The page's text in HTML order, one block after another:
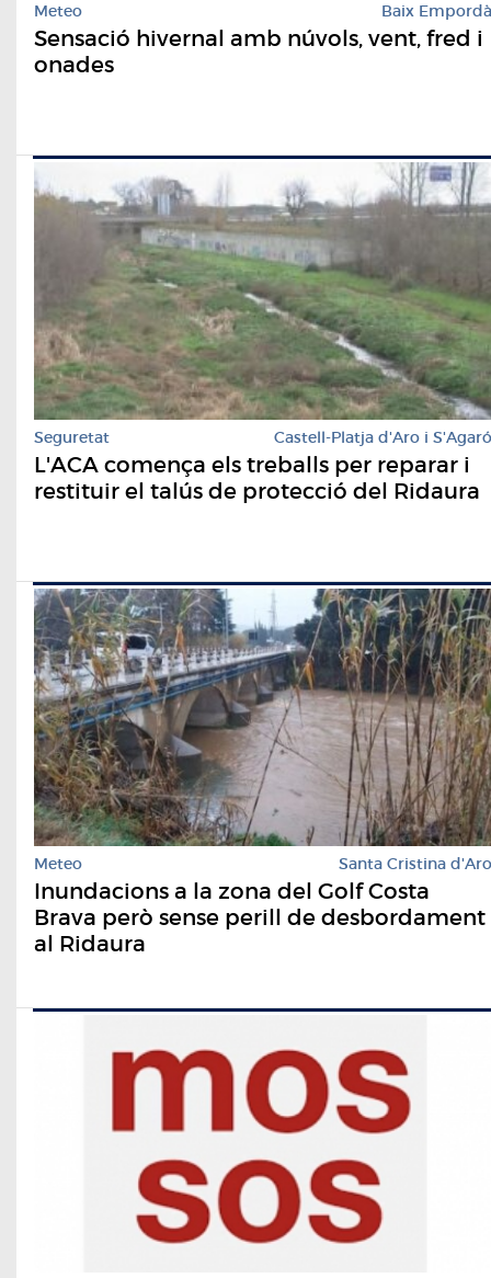
Meteo Baix Empordà
Sensació hivernal amb núvols, vent, fred i
onades
Seguretat Castell-Platja d'Aro i S'Agaró
L'ACA comença els treballs per reparar i
restituir el talús de protecció del Ridaura
Meteo Santa Cristina d'Aro
Inundacions a la zona del Golf Costa
Brava però sense perill de desbordament
al Ridaura